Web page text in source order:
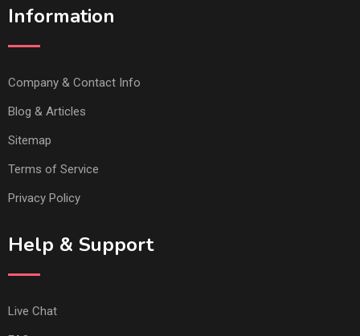
Information
Company & Contact Info
Blog & Articles
Sitemap
Terms of Service
Privacy Policy
Help & Support
Live Chat